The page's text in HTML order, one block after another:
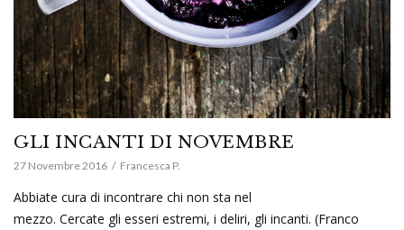
GLI INCANTI DI NOVEMBRE
27 Novembre 2016 Francesca P.
Abbiate cura di incontrare chi non sta nel
mezzo. Cercate gli esseri estremi, i deliri, gli incanti. (Franco